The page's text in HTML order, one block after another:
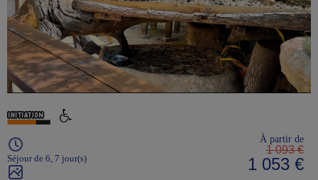
Séjour de 6, 7 jour(s)
À partir de
1 093 €
1 053 €